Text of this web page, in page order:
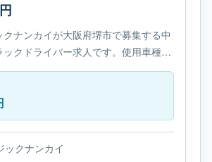
ナンカイが大阪府堺市で募集する中
クドライバー求人です。使用車種は
す。勤務時間は- 変形労働時間制で
- 中型自動車免許です。
ックナンカイ